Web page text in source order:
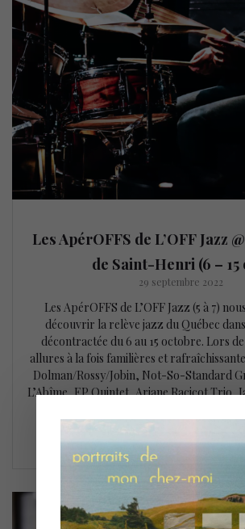
Les ApérOFFS de L’OFF Jazz
de Saint-Henri (6 – 15
29 septembre 2022
Les ApérOFFS de L’OFF Jazz (5 à 7)
découvrir la relève jazz du Québec
décontractée du 6 au 15 octobre. Lors
allures à la fois familières et
Dolman/Rossy/Jobin, Not-So-Standard
L’Abîme, EP Quintet, Ariane Racicot Trio,